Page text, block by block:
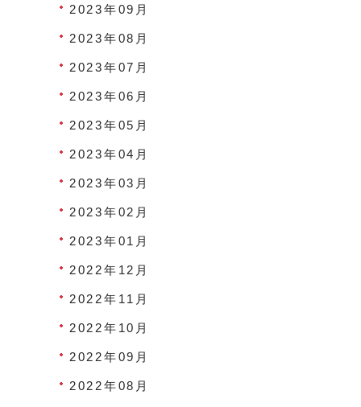
2023年09月
2023年08月
2023年07月
2023年06月
2023年05月
2023年04月
2023年03月
2023年02月
2023年01月
2022年12月
2022年11月
2022年10月
2022年09月
2022年08月